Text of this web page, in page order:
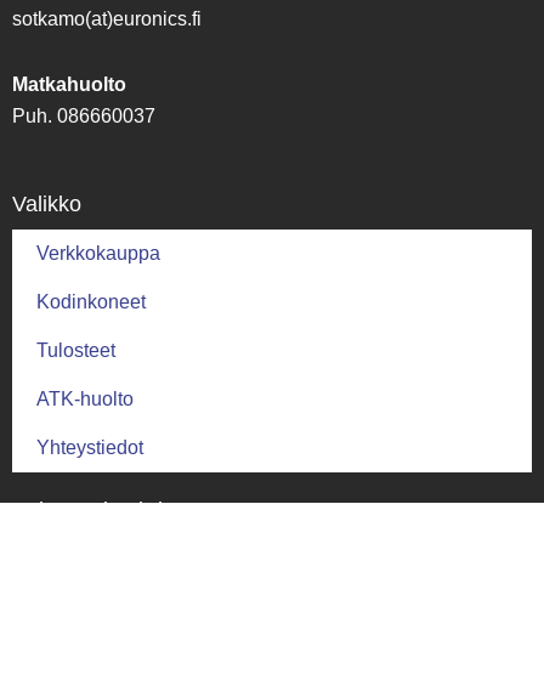
sotkamo(at)euronics.fi
Matkahuolto
Puh. 086660037
Valikko
Verkkokauppa
Kodinkoneet
Tulosteet
ATK-huolto
Yhteystiedot
Palautus ja ehdot